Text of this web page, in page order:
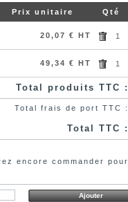
Prix unitaire Qté
Total produits TTC :
Total frais de port TTC :
Total TTC :
encore commander pour
20,07 € HT 1
49,34 € HT 1